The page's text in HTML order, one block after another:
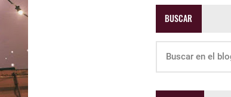
BUSCAR